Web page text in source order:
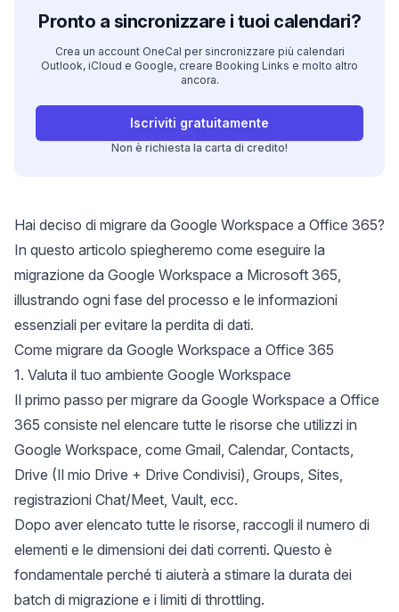
Pronto a sincronizzare i tuoi calendari?
Crea un account OneCal per sincronizzare più calendari
Outlook, iCloud e Google, creare Booking Links e molto altro
ancora.
Iscriviti gratuitamente
Non è richiesta la carta di credito!
Hai deciso di migrare da Google Workspace a Office 365?
In questo articolo spiegheremo come eseguire la
migrazione da Google Workspace a Microsoft 365,
illustrando ogni fase del processo e le informazioni
essenziali per evitare la perdita di dati.
Come migrare da Google Workspace a Office 365
1. Valuta il tuo ambiente Google Workspace
Il primo passo per migrare da Google Workspace a Office
365 consiste nel elencare tutte le risorse che utilizzi in
Google Workspace, come Gmail, Calendar, Contacts,
Drive (Il mio Drive + Drive Condivisi), Groups, Sites,
registrazioni Chat/Meet, Vault, ecc.
Dopo aver elencato tutte le risorse, raccogli il numero di
elementi e le dimensioni dei dati correnti. Questo è
fondamentale perché ti aiuterà a stimare la durata dei
batch di migrazione e i limiti di throttling.